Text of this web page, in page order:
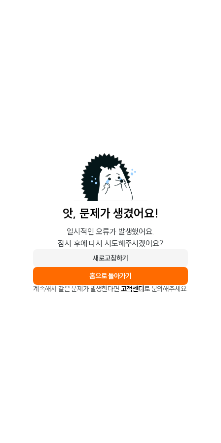
앗, 문제가 생겼어요!
일시적인 오류가 발생했어요.
잠시 후에 다시 시도해주시겠어요?
새로고침하기
홈으로 돌아가기
계속해서 같은 문제가 발생한다면 고객센터로 문의해주세요.